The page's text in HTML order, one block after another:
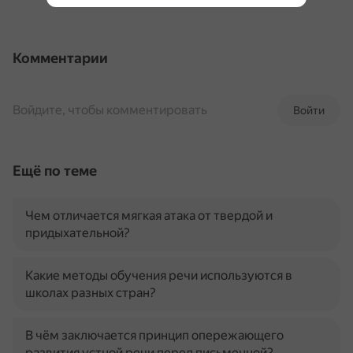
Комментарии
Войти
Войдите, чтобы комментировать
Ещё по теме
Чем отличается мягкая атака от твердой и
придыхательной?
Какие методы обучения речи используются в
школах разных стран?
В чём заключается принцип опережающего